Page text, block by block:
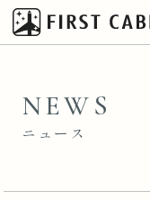
NEWS
ニュース